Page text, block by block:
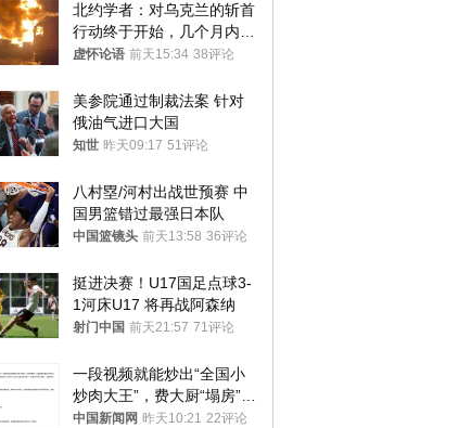
北约学者：对乌克兰的斩首
行动终于开始，几个月内乌
将投降
虚怀论语 前天15:34 38评论
美参院通过制裁法案 针对
俄油气进口大国
知世 昨天09:17 51评论
八村塁/河村出战世预赛 中
国男篮错过最强日本队
中国篮镜头 前天13:58 36评论
挺进决赛！U17国足点球3-
1河床U17 将再战阿森纳
射门中国 前天21:57 71评论
一段视频就能炒出“全国小
炒肉大王”，费大厨“塌房”了
吗？
中国新闻网 昨天10:21 22评论